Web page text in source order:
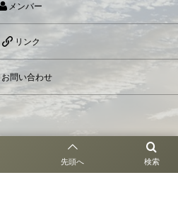
検索
先頭へ
メンバー
リンク
お問い合わせ
お問い合わせ